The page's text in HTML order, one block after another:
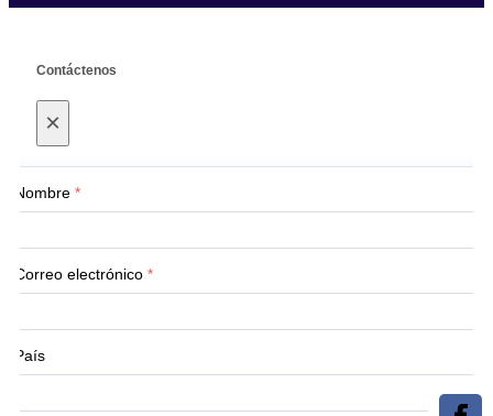
Contáctenos
×
Nombre *
Correo electrónico *
País